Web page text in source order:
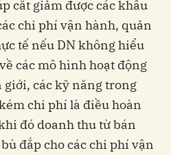
cắt giảm được các khâu
chi phí vận hành, quản
tế nếu DN không hiểu
các mô hình hoạt động
các kỹ năng trong
chi phí là điều hoàn
đó doanh thu từ bán
đắp cho các chi phí vận